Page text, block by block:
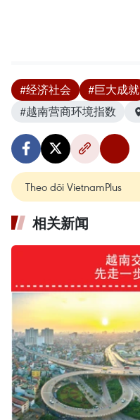
#经济社会 #巨大成就
#越南营商环境指数
Theo dõi VietnamPlus
相关新闻